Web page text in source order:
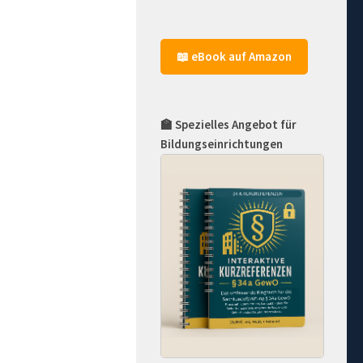
📖 eBook auf Amazon
🏫 Spezielles Angebot für
Bildungseinrichtungen